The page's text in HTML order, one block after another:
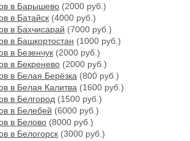
в Барышево (2000 руб.)
в Батайск (4000 руб.)
в Бахчисарай (7000 руб.)
в Башкортостан (1000 руб.)
в Безенчук (2000 руб.)
в Бекренево (2000 руб.)
в Белая Берёзка (800 руб.)
в Белая Калитва (1600 руб.)
в Белгород (1500 руб.)
в Белебей (6000 руб.)
в Белово (8000 руб.)
в Белогорск (3000 руб.)